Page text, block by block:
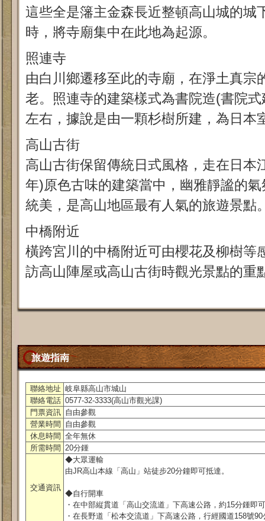
這些全是籓主金森長近整頓高山城的城
時，將寺廟集中在此地為起源。
照連寺
由白川鄉遷移至此的寺廟，在淨土真宗
老。照連寺的建築樣式為書院造(書院
左右，據說是由一顆杉樹所建，為日本
高山古街
高山古街保留傳統日式風格，走在日本
年)原色古味的建築當中，幽雅靜謐的
統美，是高山地區最有人氣的旅遊景點
中橋附近
橫跨宮川的中橋附近可由櫻花及柳樹等
訪高山陣屋或高山古街時觀光景點的重
旅遊指南
聯絡地址 岐阜縣高山市城山
聯絡電話 0577-32-3333(高山市觀光課)
門票資訊 自由參觀
營業時間
自由參觀
休息時間 全年無休
所需時間 20分鍾
交通資訊
◆大眾運輸
由JR高山本線「高山」站徒步20分鐘即可抵達。
◆自行開車
・在中部縦貫道「高山交流道」下高速公路，約15分鍾即
・在長野道「松本交流道」下高速公路，行經國道158號